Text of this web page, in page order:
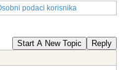
podaci korisnika
Start A New Topic Reply